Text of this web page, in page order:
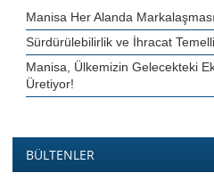
Manisa Her Alanda
Sürdürülebilirlik ve İhracat Temelli
Manisa, Ülkemizin Gelecekteki
Üretiyor!
BÜLTENLER